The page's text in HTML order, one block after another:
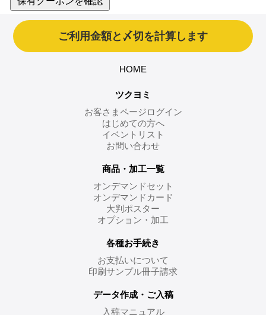
HOME
ツクヨミ
お客さまページログイン
はじめての方へ
イベントリスト
お問い合わせ
商品・加工一覧
オンデマンドセット
オンデマンドカード
大判ポスター
オプション・加工
各種お手続き
お支払いについて
印刷サンプル冊子請求
データ作成・ご入稿
入稿マニュアル